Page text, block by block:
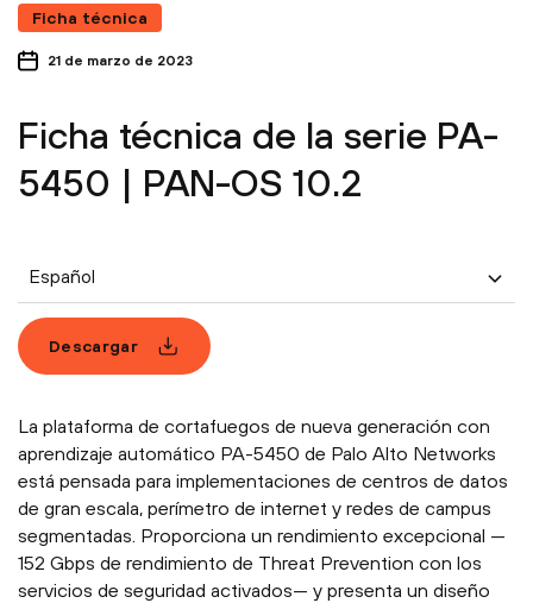
Ficha técnica
21 de marzo de 2023
Ficha técnica de la serie PA-
5450 | PAN-OS 10.2
Español
Descargar
La plataforma de cortafuegos de nueva generación con
aprendizaje automático PA-5450 de Palo Alto Networks
está pensada para implementaciones de centros de datos
de gran escala, perímetro de internet y redes de campus
segmentadas. Proporciona un rendimiento excepcional —
152 Gbps de rendimiento de Threat Prevention con los
servicios de seguridad activados— y presenta un diseño